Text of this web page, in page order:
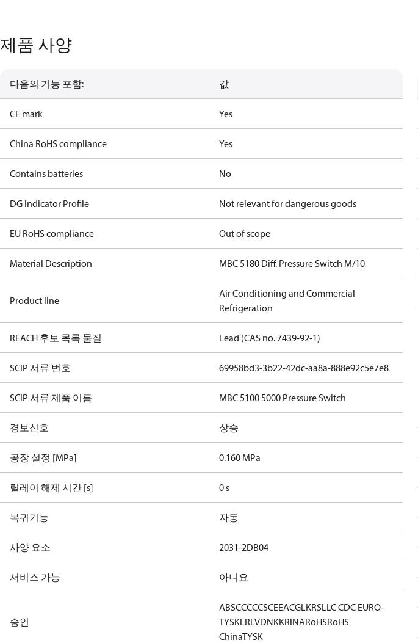
제품 사양
다음의 기능 포함: 값
CE mark Yes
China RoHS compliance Yes
Contains batteries No
DG Indicator Profile Not relevant for dangerous goods
EU RoHS compliance Out of scope
Material Description MBC 5180 Diff. Pressure Switch M/10
Product line
Air Conditioning and Commercial
Refrigeration
REACH 후보 목록 물질 Lead (CAS no. 7439-92-1)
SCIP 서류 번호 69958bd3-3b22-42dc-aa8a-888e92c5e7e8
SCIP 서류 제품 이름 MBC 5100 5000 Pressure Switch
경보신호 상승
공장 설정 [MPa] 0.160 MPa
릴레이 해제 시간 [s] 0 s
복귀기능 자동
사양 요소 2031-2DB04
서비스 가능 아니요
승인
ABSCCCCCSCEEACGLKRSLLC CDC EURO-
TYSKLRLVDNKKRINARoHSRoHS
ChinaTYSK